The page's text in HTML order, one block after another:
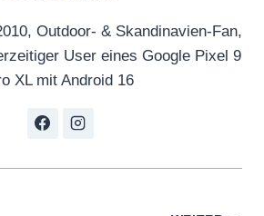
Outdoor- & Skandinavien-Fan,
User eines Google Pixel 9
XL mit Android 16